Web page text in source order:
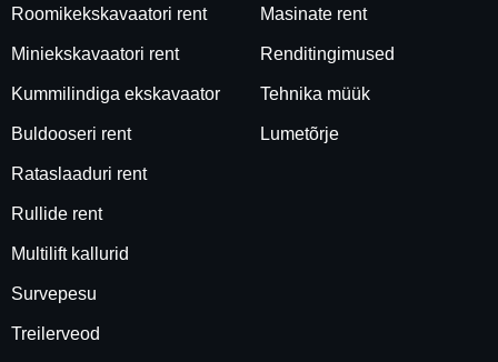
Roomikekskavaatori rent
Miniekskavaatori rent
Kummilindiga ekskavaator
Buldooseri rent
Rataslaaduri rent
Rullide rent
Multilift kallurid
Survepesu
Treilerveod
Masinate rent
Renditingimused
Tehnika müük
Lumetõrje